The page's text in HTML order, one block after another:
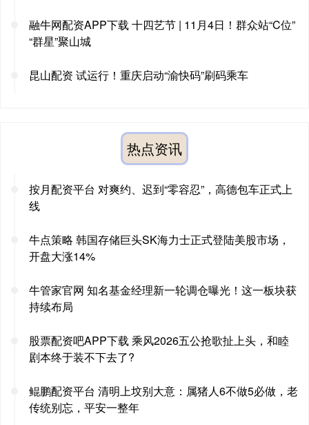
融牛网配资APP下载 十四艺节 | 11月4日！群众站“C位”
“群星”聚山城
昆山配资 试运行！重庆启动“渝快码”刷码乘车
热点资讯
按月配资平台 对爽约、迟到“零容忍”，高德包车正式上
线
牛点策略 韩国存储巨头SK海力士正式登陆美股市场，
开盘大涨14%
牛管家官网 知名基金经理新一轮调仓曝光！这一板块获
持续布局
股票配资吧APP下载 乘风2026五公抢歌扯上头，和睦
剧本终于装不下去了?
鲲鹏配资平台 清明上坟别大意：属猪人6不做5必做，老
传统别忘，平安一整年